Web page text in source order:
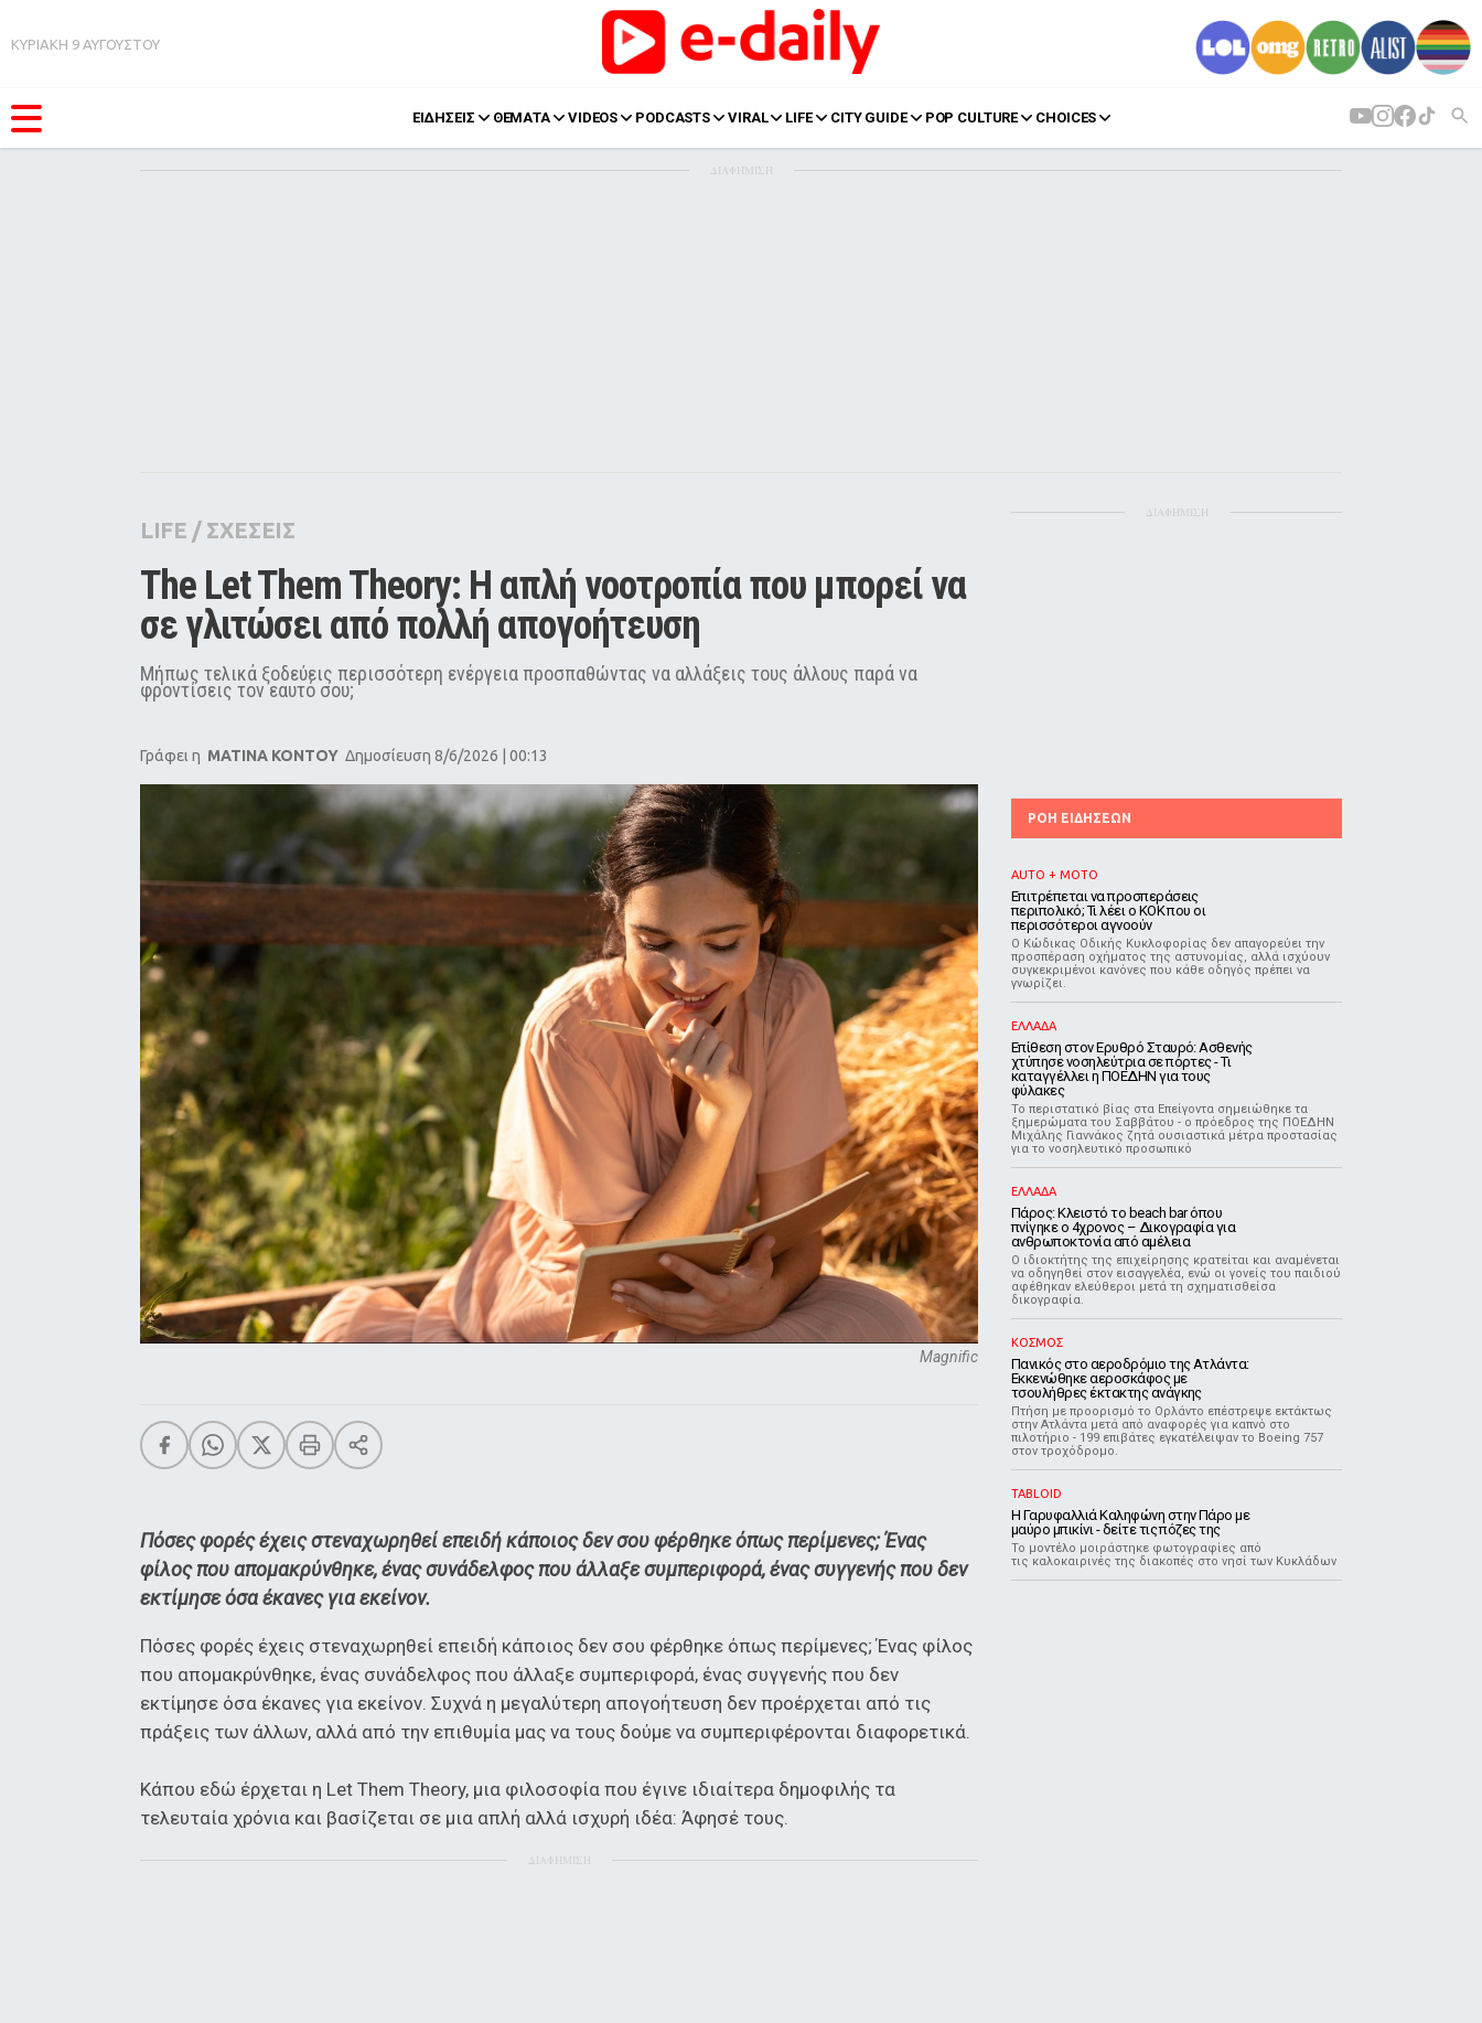
ΚΥΡΙΑΚΗ 9 ΑΥΓΟΥΣΤΟΥ
ΕΙΔΗΣΕΙΣ ΘΕΜΑΤΑ VIDEOS PODCASTS VIRAL LIFE CITY GUIDE POP CULTURE CHOICES
Pop Culture
Agenda
ΔΙΑΦΗΜΙΣΗ
LIFE / ΣΧΕΣΕΙΣ
The Let Them Theory: Η απλή νοοτροπία που μπορεί να
σε γλιτώσει από πολλή απογοήτευση
Μήπως τελικά ξοδεύεις περισσότερη ενέργεια προσπαθώντας να αλλάξεις τους άλλους παρά να
φροντίσεις τον εαυτό σου;
Γράφει η MATINA KONTOY Δημοσίευση 8/6/2026 | 00:13
Magnific
Πόσες φορές έχεις στεναχωρηθεί επειδή κάποιος δεν σου φέρθηκε όπως περίμενες; Ένας
φίλος που απομακρύνθηκε, ένας συνάδελφος που άλλαξε συμπεριφορά, ένας συγγενής που δεν
εκτίμησε όσα έκανες για εκείνον.
Πόσες φορές έχεις στεναχωρηθεί επειδή κάποιος δεν σου φέρθηκε όπως περίμενες; Ένας φίλος
που απομακρύνθηκε, ένας συνάδελφος που άλλαξε συμπεριφορά, ένας συγγενής που δεν
εκτίμησε όσα έκανες για εκείνον. Συχνά η μεγαλύτερη απογοήτευση δεν προέρχεται από τις
πράξεις των άλλων, αλλά από την επιθυμία μας να τους δούμε να συμπεριφέρονται διαφορετικά.
Κάπου εδώ έρχεται η Let Them Theory, μια φιλοσοφία που έγινε ιδιαίτερα δημοφιλής τα
τελευταία χρόνια και βασίζεται σε μια απλή αλλά ισχυρή ιδέα: Άφησέ τους.
ΔΙΑΦΗΜΙΣΗ
ΔΙΑΦΗΜΙΣΗ
ΡΟΗ ΕΙΔΗΣΕΩΝ
AUTO + MOTO
Επιτρέπεται να προσπεράσεις
περιπολικό; Τι λέει ο ΚΟΚ που οι
περισσότεροι αγνοούν
Ο Κώδικας Οδικής Κυκλοφορίας δεν απαγορεύει την
προσπέραση οχήματος της αστυνομίας, αλλά ισχύουν
συγκεκριμένοι κανόνες που κάθε οδηγός πρέπει να
γνωρίζει.
ΕΛΛΑΔΑ
Επίθεση στον Ερυθρό Σταυρό: Ασθενής
χτύπησε νοσηλεύτρια σε πόρτες - Τι
καταγγέλλει η ΠΟΕΔΗΝ για τους
φύλακες
Το περιστατικό βίας στα Επείγοντα σημειώθηκε τα
ξημερώματα του Σαββάτου - ο πρόεδρος της ΠΟΕΔΗΝ
Μιχάλης Γιαννάκος ζητά ουσιαστικά μέτρα προστασίας
για το νοσηλευτικό προσωπικό
ΕΛΛΑΔΑ
Πάρος: Κλειστό το beach bar όπου
πνίγηκε ο 4χρονος – Δικογραφία για
ανθρωποκτονία από αμέλεια
Ο ιδιοκτήτης της επιχείρησης κρατείται και αναμένεται
να οδηγηθεί στον εισαγγελέα, ενώ οι γονείς του παιδιού
αφέθηκαν ελεύθεροι μετά τη σχηματισθείσα
δικογραφία.
ΚΟΣΜΟΣ
Πανικός στο αεροδρόμιο της Ατλάντα:
Εκκενώθηκε αεροσκάφος με
τσουλήθρες έκτακτης ανάγκης
Πτήση με προορισμό το Ορλάντο επέστρεψε εκτάκτως
στην Ατλάντα μετά από αναφορές για καπνό στο
πιλοτήριο - 199 επιβάτες εγκατέλειψαν το Boeing 757
στον τροχόδρομο.
TABLOID
Η Γαρυφαλλιά Καληφώνη στην Πάρο με
μαύρο μπικίνι - δείτε τις πόζες της
Το μοντέλο μοιράστηκε φωτογραφίες από
τις καλοκαιρινές της διακοπές στο νησί των Κυκλάδων